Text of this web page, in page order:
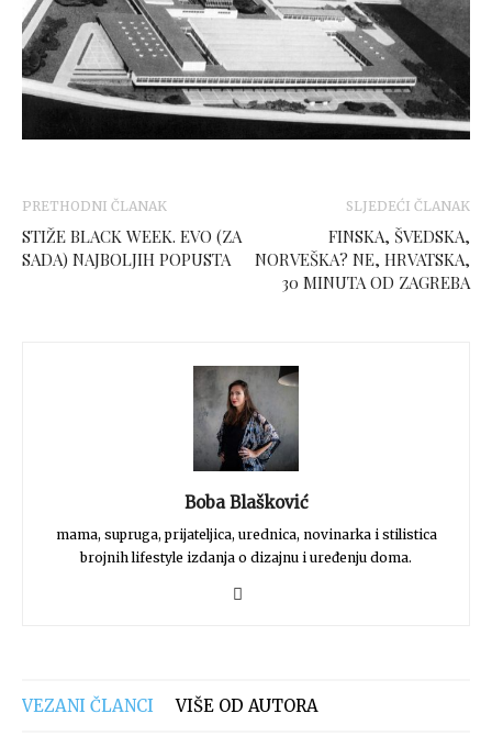
PRETHODNI ČLANAK
STIŽE BLACK WEEK. EVO (ZA
SADA) NAJBOLJIH POPUSTA
SLJEDEĆI ČLANAK
FINSKA, ŠVEDSKA,
NORVEŠKA? NE, HRVATSKA,
30 MINUTA OD ZAGREBA
Boba Blašković
mama, supruga, prijateljica, urednica, novinarka i stilistica
brojnih lifestyle izdanja o dizajnu i uređenju doma.
VEZANI ČLANCI VIŠE OD AUTORA